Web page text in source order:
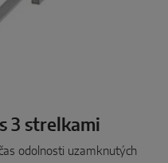
3 strelkami
odolnosti uzamknutých